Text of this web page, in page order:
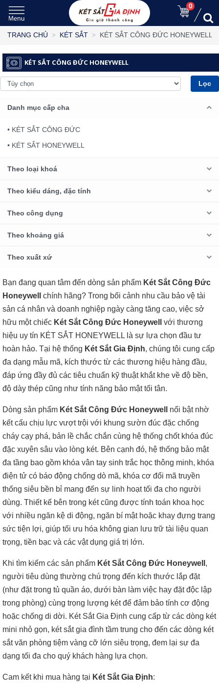
0
TRANG CHỦ KÉT SẮT KÉT SẮT CÔNG ĐỨC HONEYWELL
KÉT SẮT CÔNG ĐỨC HONEYWELL
Lọc
Danh mục cấp cha
• KÉT SẮT CÔNG ĐỨC
• KÉT SẮT HONEYWELL
Theo loại khoá
Theo kiểu dáng, đặc tính
Theo công dụng
Theo khoảng giá
Theo xuất xứ
Bạn đang quan tâm đến dòng sản phẩm Két Sắt Công Đức
Honeywell
chính hãng? Trong bối cảnh nhu cầu bảo vệ tài
sản cá nhân và doanh nghiệp ngày càng tăng cao, việc sở
hữu một chiếc Két Sắt Công Đức Honeywell
với thương
hiệu uy tín KÉT SẮT HONEYWELL là sự lựa chọn đầu tư
hoàn hảo. Tại hệ thống Két Sắt Gia Định, chúng tôi cung cấp
đa dạng mẫu mã, kích thước từ các thương hiệu hàng đầu,
đáp ứng đầy đủ các tiêu chuẩn kỹ thuật khắt khe về độ bền,
độ dày thép cũng như tính năng bảo mật tối tân.
Dòng sản phẩm Két Sắt Công Đức Honeywell
nổi bật nhờ
kết cấu chịu lực vượt trội với khung sườn đúc đặc chống
cháy cạy phá, bản lề chắc chắn cùng hệ thống chốt khóa đúc
đặc xuyên sâu vào lòng két. Bên cạnh đó, hệ thống bảo mật
đa tầng bao gồm khóa vân tay sinh trắc học thông minh, khóa
điện tử có báo động chống dò mã, khóa cơ đổi mã truyền
thống siêu bền bỉ mang đến sự linh hoạt tối đa cho người
dùng. Thiết kế bên trong két cũng được tính toán khoa học
với nhiều ngăn kệ di động, ngăn bí mật hoặc khay đựng trang
sức tiện lợi, giúp tối ưu hóa không gian lưu trữ tài liệu quan
trọng, tiền bạc và các vật dụng giá trị lớn.
Khi tìm kiếm các sản phẩm Két Sắt Công Đức Honeywell ,
người tiêu dùng thường chú trọng đến kích thước lắp đặt
(như đặt trong tủ quần áo, dưới bàn làm việc hay đặt độc lập
trong phòng) cùng trọng lượng két để đảm bảo tính cơ động
hoặc chống di dời. Két Sắt Gia Định cung cấp từ các dòng két
mini nhỏ gọn, két sắt gia đình tầm trung cho đến các dòng két
sắt văn phòng tiệm vàng cỡ lớn siêu trọng, đem lại sự đa
dạng tối đa cho quý khách hàng lựa chọn.
Cam kết khi mua hàng tại Két Sắt Gia Định: